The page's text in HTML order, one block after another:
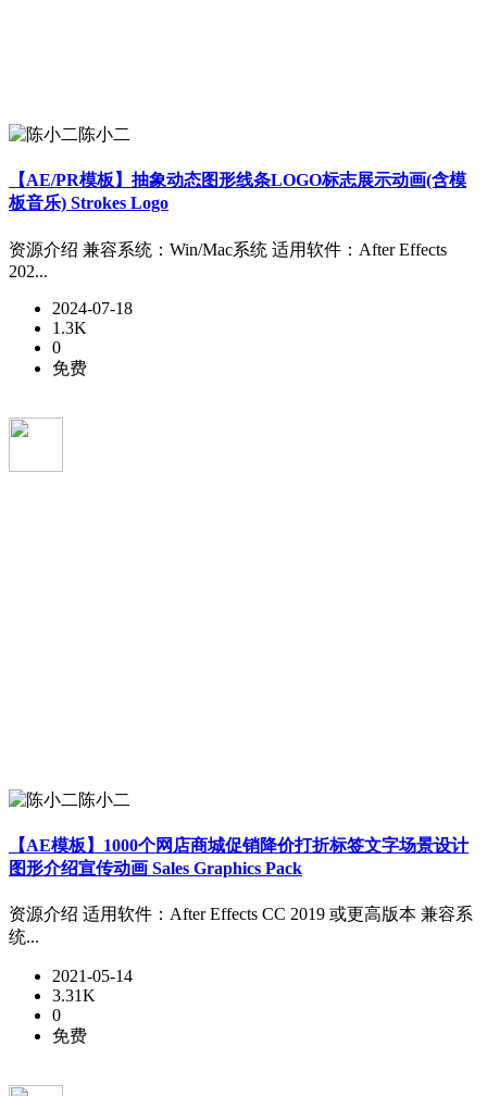
陈小二
【AE/PR模板】抽象动态图形线条LOGO标志展示动画(含模
板音乐) Strokes Logo
资源介绍 兼容系统：Win/Mac系统 适用软件：After Effects
202...
2024-07-18
1.3K
0
免费
陈小二
【AE模板】1000个网店商城促销降价打折标签文字场景设计
图形介绍宣传动画 Sales Graphics Pack
资源介绍 适用软件：After Effects CC 2019 或更高版本 兼容系
统...
2021-05-14
3.31K
0
免费